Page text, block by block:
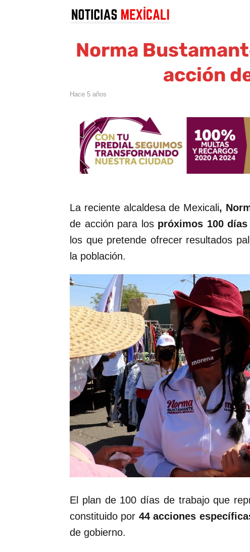
Norma
acción
hace 5 años
La reciente alcaldesa de Mexicali,
de acción para los próximos 100
los que pretende ofrecer resultados
la población.
El plan de 100 días de trabajo que
constituido por 44 acciones
de gobierno.